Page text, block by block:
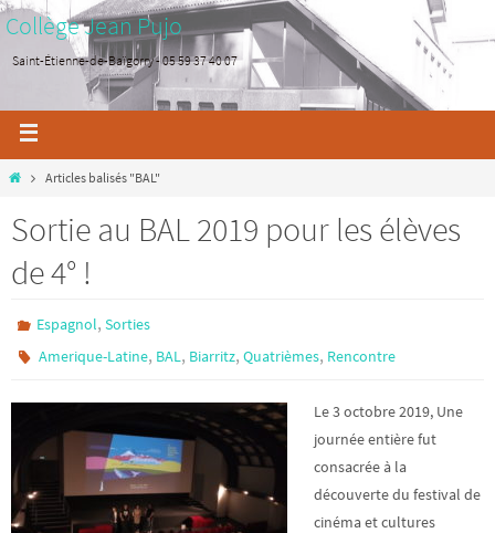
Collège Jean Pujo
Saint-Étienne-de-Baïgorry - 05 59 37 40 07
Articles balisés "BAL"
Sortie au BAL 2019 pour les élèves
de 4° !
Espagnol,Sorties
Amerique-Latine, BAL, Biarritz,Quatrièmes, Rencontre
Le 3 octobre 2019, Une
journée entière fut
consacrée à la
découverte du festival de
cinéma et cultures